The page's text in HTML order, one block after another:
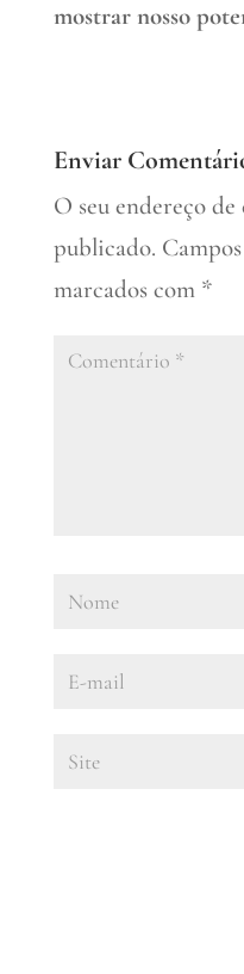
mostrar nosso
Enviar
O seu endereço
publicado.
marcados com *